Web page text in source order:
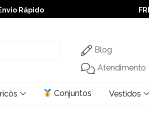
Rápido
– Até 60% OFF
Blog
Atendimento
Conjuntos Vestidos